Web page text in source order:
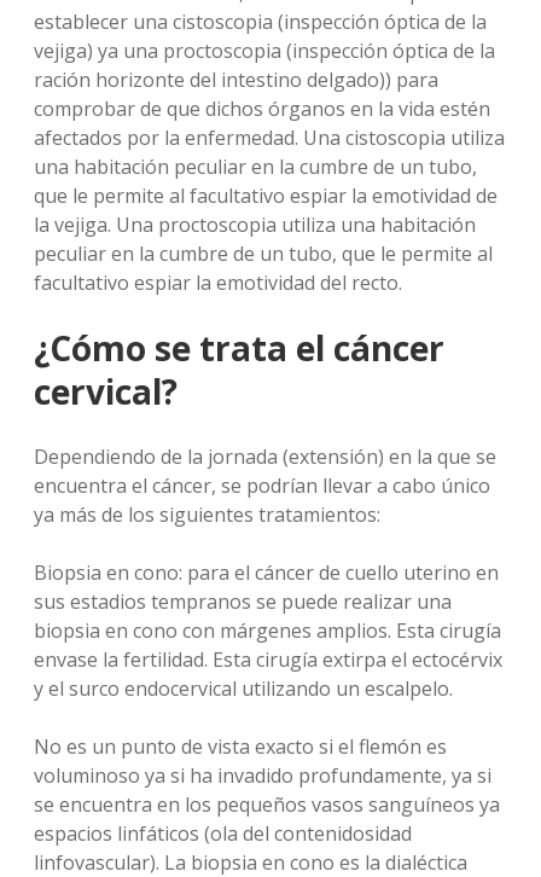
establecer una cistoscopia (inspección óptica de la
vejiga) ya una proctoscopia (inspección óptica de la
ración horizonte del intestino delgado)) para
comprobar de que dichos órganos en la vida estén
afectados por la enfermedad. Una cistoscopia utiliza
una habitación peculiar en la cumbre de un tubo,
que le permite al facultativo espiar la emotividad de
la vejiga. Una proctoscopia utiliza una habitación
peculiar en la cumbre de un tubo, que le permite al
facultativo espiar la emotividad del recto.
¿Cómo se trata el cáncer
cervical?
Dependiendo de la jornada (extensión) en la que se
encuentra el cáncer, se podrían llevar a cabo único
ya más de los siguientes tratamientos:
Biopsia en cono: para el cáncer de cuello uterino en
sus estadios tempranos se puede realizar una
biopsia en cono con márgenes amplios. Esta cirugía
envase la fertilidad. Esta cirugía extirpa el ectocérvix
y el surco endocervical utilizando un escalpelo.
No es un punto de vista exacto si el flemón es
voluminoso ya si ha invadido profundamente, ya si
se encuentra en los pequeños vasos sanguíneos ya
espacios linfáticos (ola del contenidosidad
linfovascular). La biopsia en cono es la dialéctica